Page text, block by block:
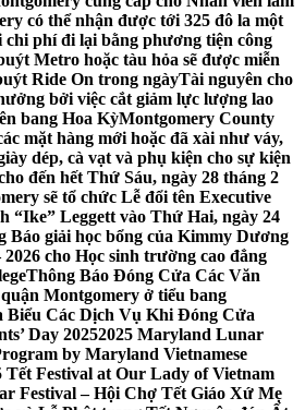
có thể nhận được tới 325 đô la một
phí đi lại bằng phương tiện công
Metro hoặc tàu hỏa sẽ được miễn
Ride On trong ngàyTài nguyên cho
bởi việc cắt giảm lực lượng lao
bang Hoa KỳMontgomery County
mặt hàng mới hoặc đã xài như váy,
dép, cà vạt và phụ kiện cho sự kiện
đến hết Thứ Sáu, ngày 28 tháng 2
sẽ tổ chức Lễ đổi tên Executive
“Ike” Leggett vào Thứ Hai, ngày 24
Báo giải học bổng của Kimmy Dương
cho Học sinh trường cao đẳng
Thông Báo Đóng Cửa Các Văn
Montgomery ở tiểu bang
Các Dịch Vụ Khi Đóng Cửa
Day 20252025 Maryland Lunar
by Maryland Vietnamese
Tết Festival at Our Lady of Vietnam
Festival – Hội Chợ Tết Giáo Xứ Mẹ